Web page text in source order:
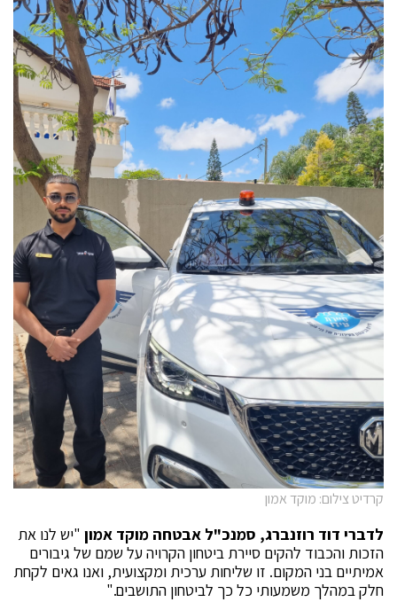
קרדיט צילום: מוקד אמון
לדברי דוד רוזנברג, סמנכ"ל אבטחה מוקד אמון "יש לנו את
הזכות והכבוד להקים סיירת ביטחון הקרויה על שמם של גיבורים
אמיתיים בני המקום. זו שליחות ערכית ומקצועית, ואנו גאים לקחת
חלק במהלך משמעותי כל כך לביטחון התושבים."